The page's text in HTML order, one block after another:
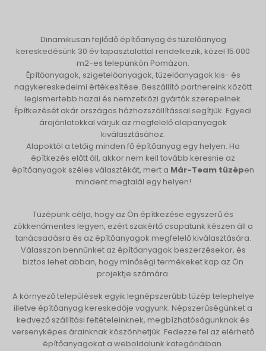
Dinamikusan fejlődő építőanyag és tüzelőanyag
kereskedésünk 30 év tapasztalattal rendelkezik, közel 15.000
m2-es telepünkön Pomázon.
Építőanyagok, szigetelőanyagok, tüzelőanyagok kis- és
nagykereskedelmi értékesítése. Beszállító partnereink között
legismertebb hazai és nemzetközi gyártók szerepelnek.
Építkezését akár országos házhozszállítással segítjük. Egyedi
árajánlatokkal várjuk az megfelelő alapanyagok
kiválasztásához.
Alapoktól a tetőig minden fő építőanyag egy helyen. Ha
építkezés előtt áll, akkor nem kell tovább keresnie az
építőanyagok széles választékát, mert a Már-Team tüzépen
mindent megtalál egy helyen!
Tüzépünk célja, hogy az Ön építkezése egyszerű és
zökkenőmentes legyen, ezért szakértő csapatunk készen áll a
tanácsadásra és az építőanyagok megfelelő kiválasztására.
Válasszon bennünket az építőanyagok beszerzésekor, és
biztos lehet abban, hogy minőségi termékeket kap az Ön
projektje számára.
A környező települések egyik legnépszerűbb tüzép telephelye
illetve építőanyag kereskedője vagyunk. Népszerűségünket a
kedvező szállítási feltételeinknek, megbízhatóságunknak és
versenyképes árainknak köszönhetjük. Fedezze fel az elérhető
építőanyagokat a weboldalunk kategóriáiban.